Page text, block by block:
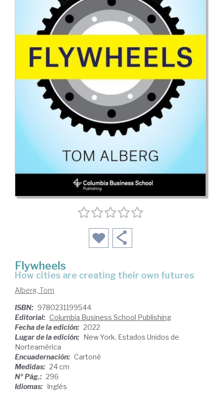
Flywheels
how cities are creating their own futures
Alberg, Tom
ISBN: 9780231199544
Editorial: Columbia Business School Publishing
Fecha de la edición: 2022
Lugar de la edición: New York. Estados Unidos de
Norteamérica
Encuadernación: Cartoné
Medidas: 24 cm
Nº Pág.: 296
Idiomas: Inglés